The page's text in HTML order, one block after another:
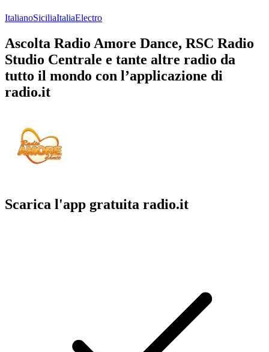
ItalianoSiciliaItaliaElectro
Ascolta Radio Amore Dance, RSC Radio
Studio Centrale e tante altre radio da
tutto il mondo con l’applicazione di
radio.it
Scarica l'app gratuita radio.it